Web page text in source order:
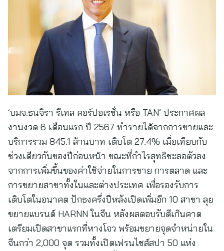
‘บมจ.ธนจิรา รีเทล คอร์ปอเรชั่น หรือ TAN’ ประกาศผล
งานงวด 6 เดือนแรก ปี 2567 ทำรายได้จากการขายและ
บริการรวม 845.1 ล้านบาท เติบโต 27.4% เมื่อเทียบกับ
ช่วงเดียวกันของปีก่อนหน้า ขณะที่กำไรสุทธิชะลอตัวลง
จากการเพิ่มขึ้นของค่าใช้จ่ายในการขาย การตลาด และ
การขยายสาขาทั้งในและต่างประเทศ เพื่อรองรับการ
เติบโตในอนาคต ปักธงครึ่งปีหลังเปิดเพิ่มอีก 10 สาขา ลุย
ขยายแบรนด์ HARNN ในจีน หลังผลตอบรับดีเกินคาด
เตรียมเปิดสาขาแรกที่หางโจว พร้อมขยายจุดจำหน่ายใน
จีนกว่า 2,000 จุด รวมทั้งเปิดเฟรนไชส์สปา 50 แห่ง